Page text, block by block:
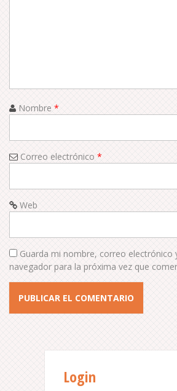
i
o
n
Nombre *
Correo electrónico *
Web
Guarda mi nombre, correo electrónico
navegador para la próxima vez que
Login